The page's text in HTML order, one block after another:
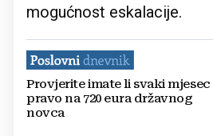
mogućnost eskalacije.
Provjerite imate li svaki mjesec
pravo na 720 eura državnog
novca